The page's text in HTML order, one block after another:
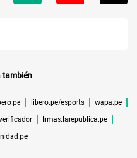
también
libero.pe/esports wapa.pe
lrmas.larepublica.pe